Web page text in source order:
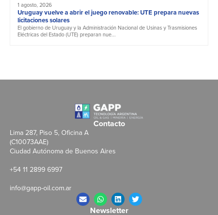
1 agosto, 2026
Uruguay vuelve a abrir el juego renovable: UTE prepara nuevas
licitaciones solares
El gobierno de Uruguay y la Administración Nacional de Usinas y Trasmisiones
Eléctricas del Estado (UTE) preparan nue...
Contacto
Lima 287, Piso 5, Oficina A
(C10073AAE)
Ciudad Autónoma de Buenos Aires
+54 11 2899 6997
info@gapp-oil.com.ar
Newsletter